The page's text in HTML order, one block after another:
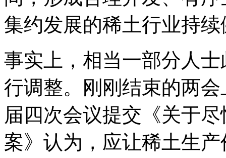
集约发展的稀土行业持
事实上，相当一部分人
行调整。刚刚结束的两
届四次会议提交《关于
案》认为，应让稀土生